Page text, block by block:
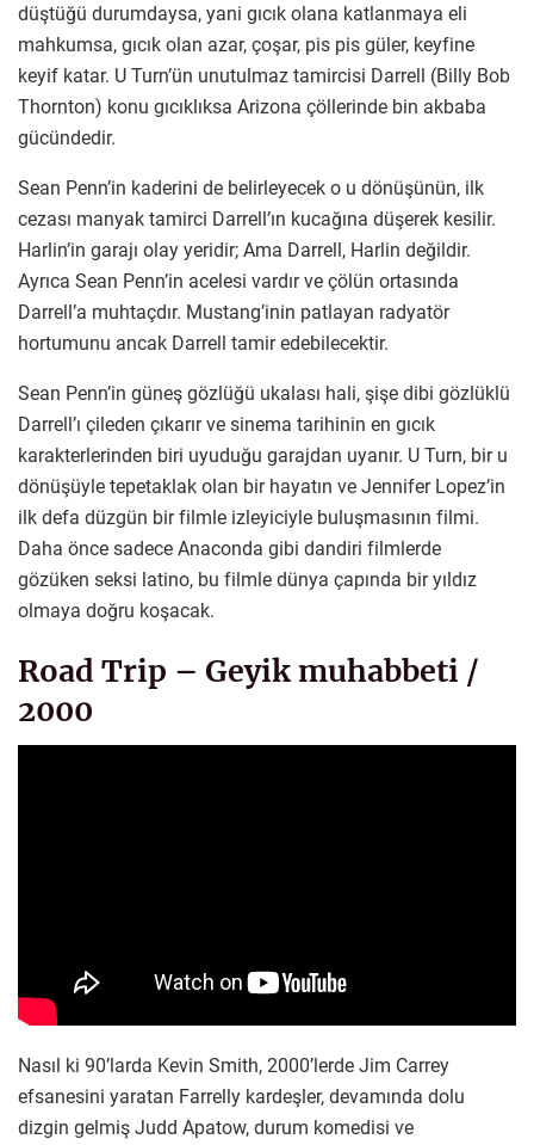
düştüğü durumdaysa, yani gıcık olana katlanmaya eli
mahkumsa, gıcık olan azar, çoşar, pis pis güler, keyfine
keyif katar. U Turn’ün unutulmaz tamircisi Darrell (Billy Bob
Thornton) konu gıcıklıksa Arizona çöllerinde bin akbaba
gücündedir.
Sean Penn’in kaderini de belirleyecek o u dönüşünün, ilk
cezası manyak tamirci Darrell’ın kucağına düşerek kesilir.
Harlin’in garajı olay yeridir; Ama Darrell, Harlin değildir.
Ayrıca Sean Penn’in acelesi vardır ve çölün ortasında
Darrell’a muhtaçdır. Mustang’inin patlayan radyatör
hortumunu ancak Darrell tamir edebilecektir.
Sean Penn’in güneş gözlüğü ukalası hali, şişe dibi gözlüklü
Darrell’ı çileden çıkarır ve sinema tarihinin en gıcık
karakterlerinden biri uyuduğu garajdan uyanır. U Turn, bir u
dönüşüyle tepetaklak olan bir hayatın ve Jennifer Lopez’in
ilk defa düzgün bir filmle izleyiciyle buluşmasının filmi.
Daha önce sadece Anaconda gibi dandiri filmlerde
gözüken seksi latino, bu filmle dünya çapında bir yıldız
olmaya doğru koşacak.
Road Trip – Geyik muhabbeti /
2000
Nasıl ki 90’larda Kevin Smith, 2000’lerde Jim Carrey
efsanesini yaratan Farrelly kardeşler, devamında dolu
dizgin gelmiş Judd Apatow, durum komedisi ve